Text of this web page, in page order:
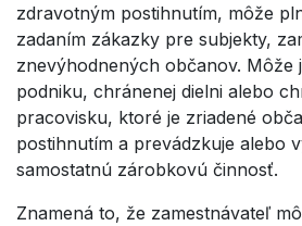
zdravotným postihnutím, môže
zadaním zákazky pre subjekty,
znevýhodnených občanov. Môže
podniku, chránenej dielni alebo
pracovisku, ktoré je zriadené
postihnutím a prevádzkuje alebo
samostatnú zárobkovú činnosť.
Znamená to, že zamestnávateľ